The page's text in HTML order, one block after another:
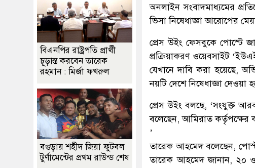
অনলাইন সংবাদমাধ্যমের
ভিসা নিষেধাজ্ঞা আরোপের
প্রেস উইং ফেসবুকে পোস্টে
প্রক্রিয়াকরণ ওয়েবসাইট
যেখানে দাবি করা হয়েছে,
নয়টি দেশে নিষেধাজ্ঞা দেওয়া
প্রেস উইং বলছে, ‘সংযুক্ত
বলেছেন, আমিরাত কর্তৃপক্ষের
’
তারেক আহমেদ বলেছেন,
তারেক আহমেদ জানান, ২০
বিএনপির রাষ্ট্রপতি প্রার্থী
চূড়ান্ত করবেন তারেক
রহমান : মির্জা ফখরুল
বগুড়ায় শহীদ জিয়া ফুটবল
টুর্ণামেন্টের প্রথম রাউন্ড শেষ